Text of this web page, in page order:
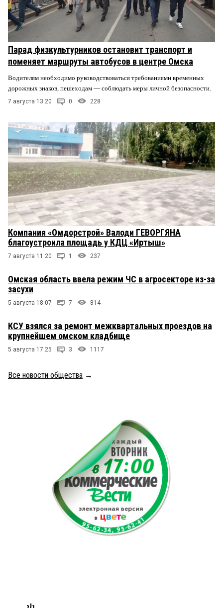
Парад физкультурников остановит транспорт и
поменяет маршруты автобусов в центре Омска
Водителям необходимо руководствоваться требованиями временных
дорожных знаков, пешеходам — соблюдать меры личной безопасности.
7 августа 13:20 0 228
Компания «Омдорстрой» Валоди ГЕВОРГЯНА
благоустроила площадь у КДЦ «Иртыш»
7 августа 11:20 1 237
Омская область ввела режим ЧС в агросекторе из-за
засухи
5 августа 18:07 7 814
КСУ взялся за ремонт межквартальных проездов на
крупнейшем омском кладбище
5 августа 17:25 3 1117
Все новости общества →